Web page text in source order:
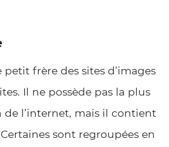
frère des sites d’images
Il ne possède pas la plus
l’internet, mais il contient
sont regroupées en